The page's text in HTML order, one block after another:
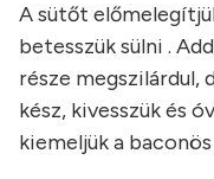
A sütőt
betesszük sülni .
része megszilárdul,
kész, kivesszük és
kiemeljük a